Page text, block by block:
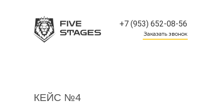
+7 (953) 652-08-56
Заказать звонок
КЕЙС №4